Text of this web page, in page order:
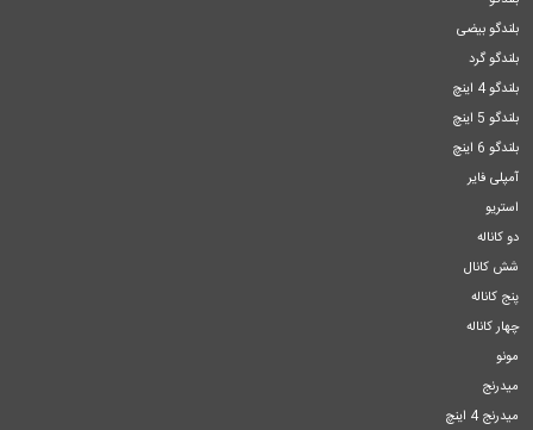
بلندگو بیضی
بلندگو گرد
بلندگو 4 اینچ
بلندگو 5 اینچ
بلندگو 6 اینچ
آمپلی فایر
استریو
دو کاناله
شش کانال
پنج کاناله
چهار کاناله
مونو
میدرنج
میدرنج 4 اینچ